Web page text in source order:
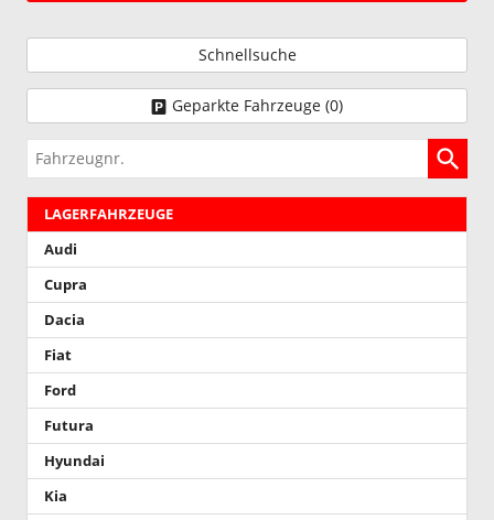
Schnellsuche
Geparkte Fahrzeuge (0)
Fahrzeugnr.
LAGERFAHRZEUGE
Audi
Cupra
Dacia
Fiat
Ford
Futura
Hyundai
Kia